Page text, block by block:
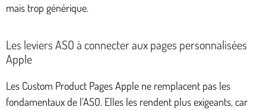
mais trop générique.
Les leviers ASO à connecter aux pages personnalisées
Apple
Les Custom Product Pages Apple ne remplacent pas les
fondamentaux de l’ASO. Elles les rendent plus exigeants, car